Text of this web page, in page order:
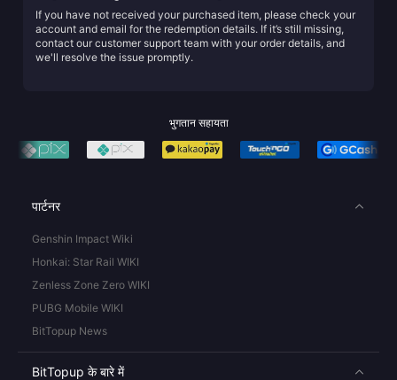
If you have not received your purchased item, please check your
account and email for the redemption details. If it’s still missing,
contact our customer support team with your order details, and
we'll resolve the issue promptly.
भुगतान सहायता
पार्टनर
Genshin Impact Wiki
Honkai: Star Rail WIKI
Zenless Zone Zero WIKI
PUBG Mobile WIKI
BitTopup News
BitTopup के बारे में